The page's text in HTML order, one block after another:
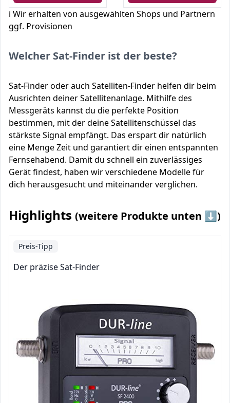
ℹ️ Wir erhalten von ausgewählten Shops und Partnern
ggf. Provisionen
Welcher Sat-Finder ist der beste?
Sat-Finder oder auch Satelliten-Finder helfen dir beim
Ausrichten deiner Satellitenanlage. Mithilfe des
Messgeräts kannst du die perfekte Position
bestimmen, mit der deine Satellitenschüssel das
stärkste Signal empfängt. Das erspart dir natürlich
eine Menge Zeit und garantiert dir einen entspannten
Fernsehabend. Damit du schnell ein zuverlässiges
Gerät findest, haben wir verschiedene Modelle für
dich herausgesucht und miteinander verglichen.
Highlights (weitere Produkte unten ⬇️)
Preis-Tipp
Der präzise Sat-Finder